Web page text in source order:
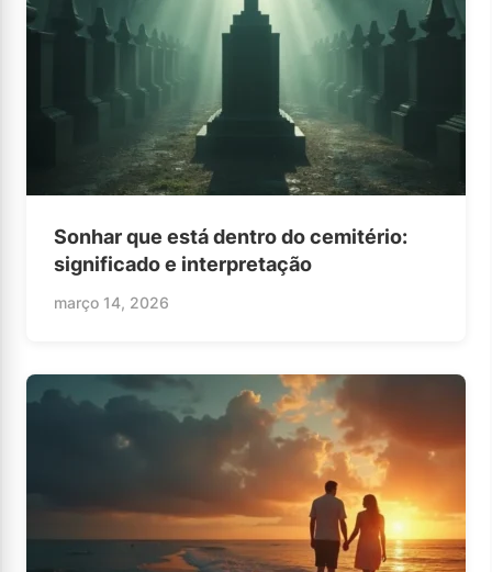
Sonhar que está dentro do cemitério:
significado e interpretação
março 14, 2026